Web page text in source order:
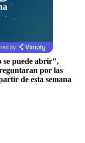
by
se puede abrir",
por las
de esta semana